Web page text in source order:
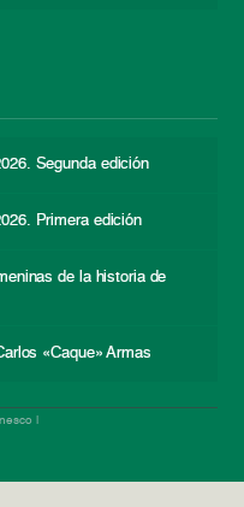
Segunda edición
Primera edición
de la historia de
«Caque» Armas
|